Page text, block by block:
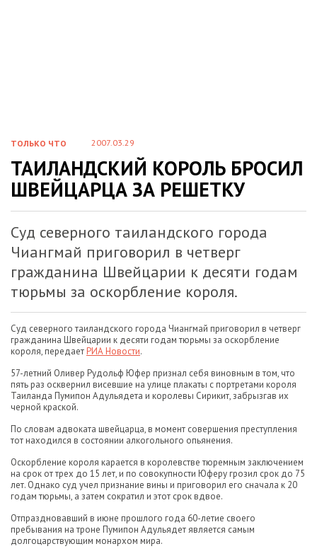
ТОЛЬКО ЧТО 2007.03.29
ТАИЛАНДСКИЙ КОРОЛЬ БРОСИЛ
ШВЕЙЦАРЦА ЗА РЕШЕТКУ
Суд северного таиландского города
Чиангмай приговорил в четверг
гражданина Швейцарии к десяти годам
тюрьмы за оскорбление короля.
Суд северного таиландского города Чиангмай приговорил в четверг
гражданина Швейцарии к десяти годам тюрьмы за оскорбление
короля, передаетРИА Новости.
57-летний Оливер Рудольф Юфер признал себя виновным в том, что
пять раз осквернил висевшие на улице плакаты с портретами короля
Таиланда Пумипон Адульядета и королевы Сирикит, забрызгав их
черной краской.
По словам адвоката швейцарца, в момент совершения преступления
тот находился в состоянии алкогольного опьянения.
Оскорбление короля карается в королевстве тюремным заключением
на срок от трех до 15 лет, и по совокупности Юферу грозил срок до 75
лет. Однако суд учел признание вины и приговорил его сначала к 20
годам тюрьмы, а затем сократил и этот срок вдвое.
Отпраздновавший в июне прошлого года 60-летие своего
пребывания на троне Пумипон Адульядет является самым
долгоцарствующим монархом мира.